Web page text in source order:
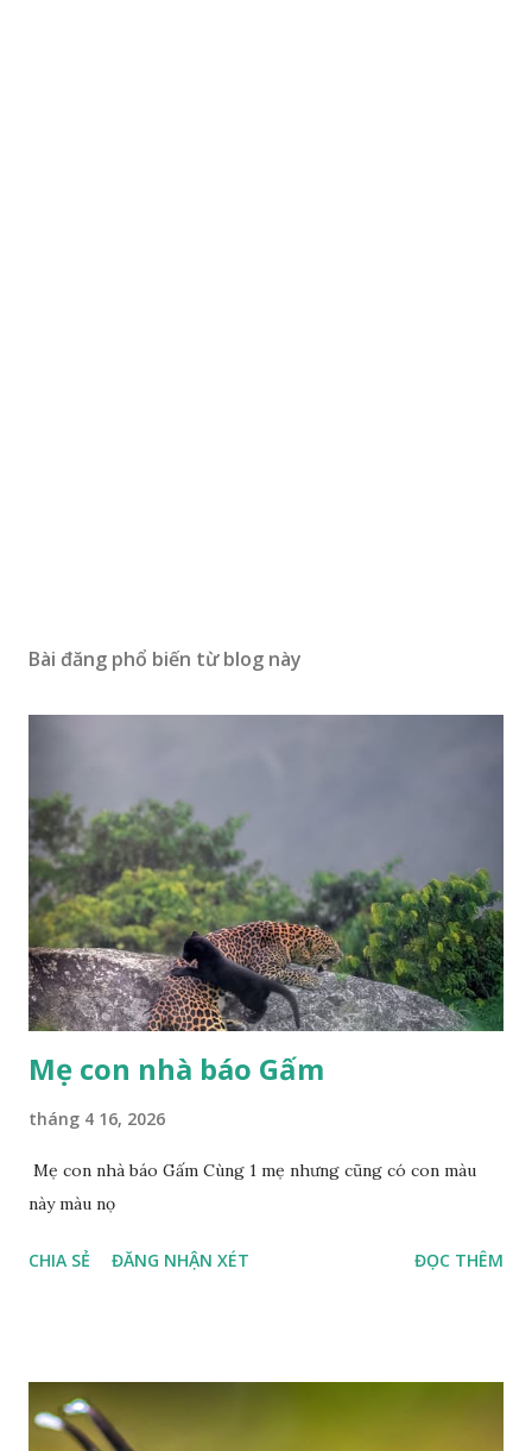
Bài đăng phổ biến từ blog này
Mẹ con nhà báo Gấm
tháng 4 16, 2026
Mẹ con nhà báo Gấm Cùng 1 mẹ nhưng cũng có con màu
này màu nọ
CHIA SẺ ĐĂNG NHẬN XÉT ĐỌC THÊM